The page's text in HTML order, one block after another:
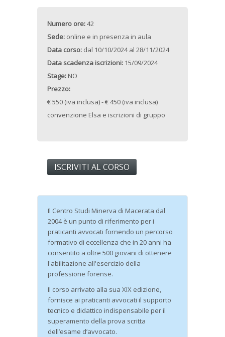
Numero ore:42
Sede: online e in presenza in aula
Data corso: dal 10/10/2024al 28/11/2024
Data scadenza iscrizioni: 15/09/2024
Stage: NO
Prezzo:
€ 550 (iva inclusa) - € 450 (iva inclusa)
convenzione Elsa e iscrizioni di gruppo
ISCRIVITI AL CORSO
Il Centro Studi Minerva di Macerata dal
2004 è un punto di riferimento per i
praticanti avvocati fornendo un percorso
formativo di eccellenza che in 20 anni ha
consentito a oltre 500 giovani di ottenere
l'abilitazione all'esercizio della
professione forense.
Il corso arrivato alla sua XIX edizione,
fornisce ai praticanti avvocati il supporto
tecnico e didattico indispensabile per il
superamento della prova scritta
dell’esame d’avvocato.